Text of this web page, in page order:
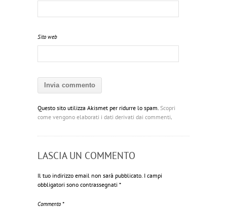
Sito web
Questo sito utilizza Akismet per ridurre lo spam. Scopri
come vengono elaborati i dati derivati dai commenti.
LASCIA UN COMMENTO
Il tuo indirizzo email non sarà pubblicato. I campi
obbligatori sono contrassegnati *
Commento *